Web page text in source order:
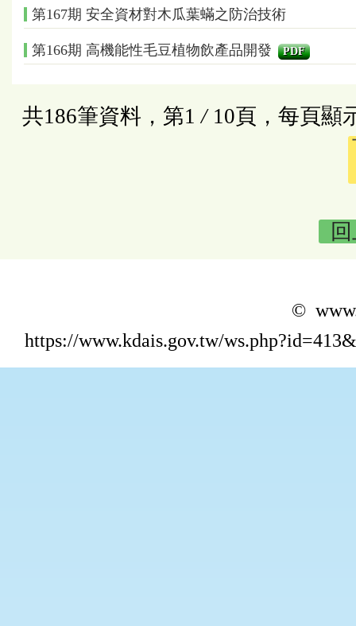
第167期 安全資材對木瓜葉蟎之防治技術
第166期 高機能性毛豆植物飲產品開發 PDF
共186筆資料，第1 / 10頁，每頁顯
©
https://www.kdais.gov.tw/